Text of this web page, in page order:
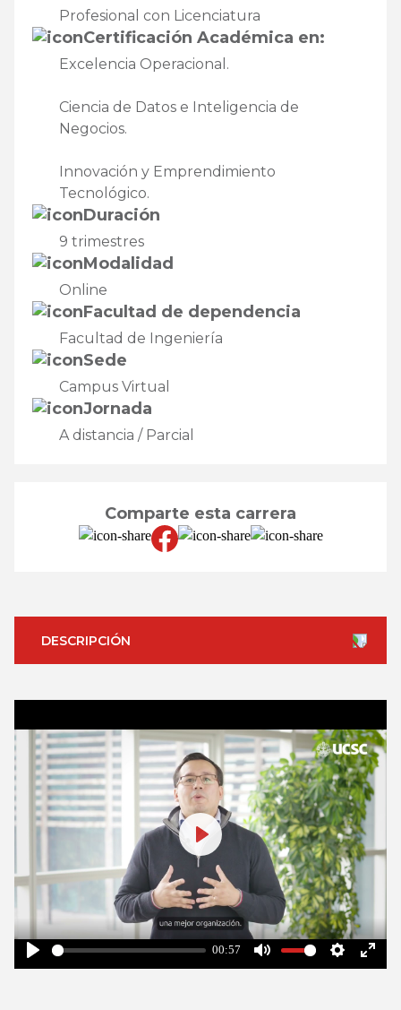
Profesional con Licenciatura
Certificación Académica en:
Excelencia Operacional.
Ciencia de Datos e Inteligencia de
Negocios.
Innovación y Emprendimiento
Tecnológico.
Duración
9 trimestres
Modalidad
Online
Facultad de dependencia
Facultad de Ingeniería
Sede
Campus Virtual
Jornada
A distancia / Parcial
Comparte esta carrera
DESCRIPCIÓN
Play
00:57
Mute Settings
Enter
Play